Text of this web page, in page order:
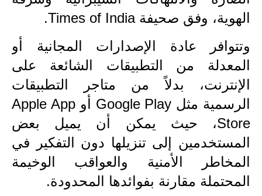
نتائج الامتحانات
المرحلة الابتدائية
المرحلة المتوسطة
المرحلة الاعدادية
اسئلة وزارية
المرحلة الابتدائية
المرحلة المتوسطة
الهوية، وفق صحيفة Times of India.
وتتوافر عادة الإصدارات المجانية أو
المعدلة من التطبيقات الشائعة على
الإنترنت، بدلاً من متاجر التطبيقات
الرسمية مثل Google Play أو Apple App
Store، حيث يمكن أن يميل بعض
المستخدمين إلى تنزيلها دون التفكير في
المخاطر الأمنية والعواقب الوخيمة
المحتملة مقارنة بفوائدها المحدودة.